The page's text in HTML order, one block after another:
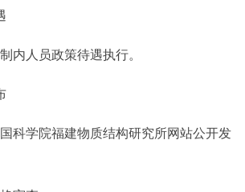
内人员政策待遇执行。
科学院福建物质结构研究所网站公开发